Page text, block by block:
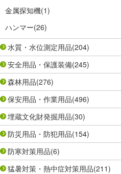
金属探知機(1)
ハンマー(26)
水質・水位測定用品(204)
安全用品・保護装備(245)
森林用品(276)
保安用品・作業用品(496)
埋蔵文化財発掘用品(30)
防災用品・防犯用品(154)
防寒対策用品(6)
猛暑対策・熱中症対策用品(211)